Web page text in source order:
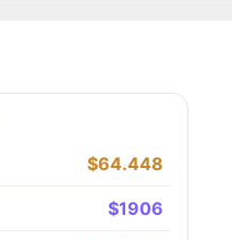
$64.448
$1906